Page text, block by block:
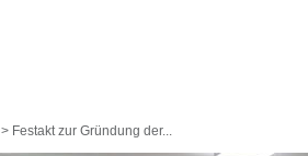
> Festakt zur Gründung der...